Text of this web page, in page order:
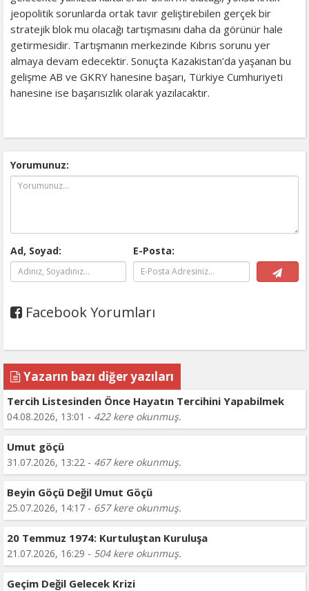
jeopolitik sorunlarda ortak tavır geliştirebilen gerçek bir
stratejik blok mu olacağı tartışmasını daha da görünür hale
getirmesidir. Tartışmanın merkezinde Kıbrıs sorunu yer
almaya devam edecektir. Sonuçta Kazakistan’da yaşanan bu
gelişme AB ve GKRY hanesine başarı, Türkiye Cumhuriyeti
hanesine ise başarısızlık olarak yazılacaktır.
Yorumunuz:
Ad, Soyad: E-Posta:
Facebook Yorumları
Yazarın bazı diğer yazıları
Tercih Listesinden Önce Hayatın Tercihini Yapabilmek
04.08.2026, 13:01 - 422 kere okunmuş.
Umut göçü
31.07.2026, 13:22 - 467 kere okunmuş.
Beyin Göçü Değil Umut Göçü
25.07.2026, 14:17 - 657 kere okunmuş.
20 Temmuz 1974: Kurtuluştan Kuruluşa
21.07.2026, 16:29 - 504 kere okunmuş.
Geçim Değil Gelecek Krizi